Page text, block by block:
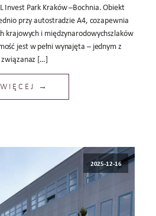
Invest Park Kraków –Bochnia. Obiekt
przy autostradzie A4, cozapewnia
krajowych i międzynarodowychszlaków
jest w pełni wynajęta – jednym z
związanaz […]
→
2025-12-16